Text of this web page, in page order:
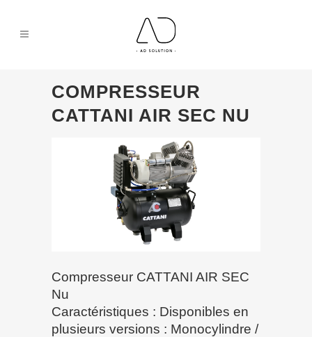
COMPRESSEUR
CATTANI AIR SEC NU
Compresseur CATTANI AIR SEC
Nu
Caractéristiques : Disponibles en
plusieurs versions : Monocylindre /